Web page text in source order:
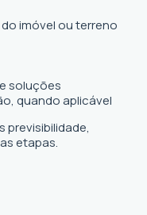
imóvel ou terreno
soluções
quando aplicável
previsibilidade,
etapas.